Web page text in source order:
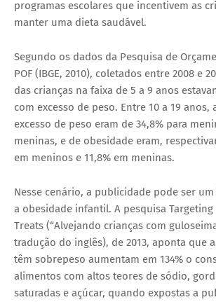
programas escolares que incentivem as
manter uma dieta saudável.
Segundo os dados da Pesquisa de
POF (IBGE, 2010), coletados entre 2008 e
das crianças na faixa de 5 a 9 anos
com excesso de peso. Entre 10 a 19 anos,
excesso de peso eram de 34,8% para
meninas, e de obesidade eram,
em meninos e 11,8% em meninas.
Nesse cenário, a publicidade pode ser
a obesidade infantil. A pesquisa Targeting
Treats (“Alvejando crianças com
tradução do inglês), de 2013, aponta que
têm sobrepeso aumentam em 134% o
alimentos com altos teores de sódio,
saturadas e açúcar, quando expostas a